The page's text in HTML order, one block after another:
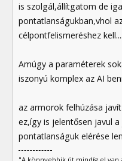
is szolgál,állítgatom de
pontatlanságukban,vhol
célpontfelismeréshez
Amúgy a paraméterek
iszonyú komplex az AI
az armorok felhúzása
ez,így is jelentősen javul
pontatlanságuk elérése